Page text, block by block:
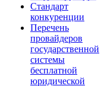
Стандарт
конкуренции
Перечень
провайдеров
государственной
системы
бесплатной
юридической